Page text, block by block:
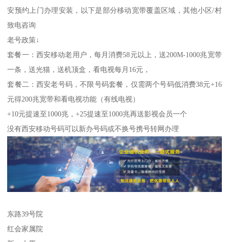
安预约上门办理安装，以下是部分移动宽带覆盖区域，其他小区/村
致电咨询
老号政策↓
套餐一：西安移动老用户，每月消费58元以上，送200M-1000兆宽带
一条，送光猫，送机顶盒，看电视每月16元，
套餐二：西安老号码，不限号码套餐，仅需两个号码低消费38元+16
元得200兆宽带和看电视功能（有线电视）
+10元提速至1000兆，+25提速至1000兆再送影视会员一个
没有西安移动号码可以新办号码或不换号携号转网办理
东路39号院
红会家属院